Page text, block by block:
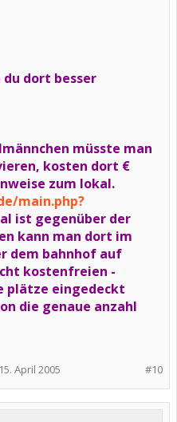
du dort besser
müsste man
kosten dort €
zum lokal.
main.php?
ist gegenüber der
kann man dort im
dem bahnhof auf
kostenfreien -
plätze eingedeckt
die genaue anzahl
#10
15. April 2005